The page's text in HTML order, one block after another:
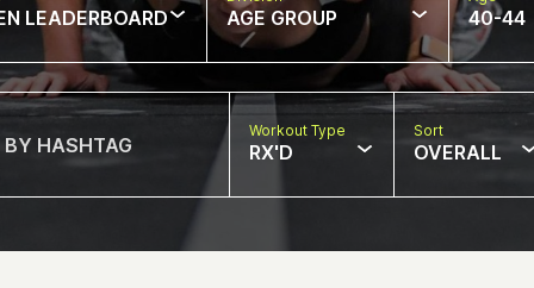
LEADERBOARD AGE GROUP 40-44
Workout Type
RX'D
Sort
OVERALL